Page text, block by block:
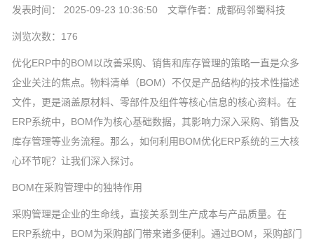
发表时间： 2025-09-23 10:36:50 文章作者：成都码邻蜀科技
浏览次数： 176
优化ERP中的BOM以改善采购、销售和库存管理的策略一直是众多
企业关注的焦点。物料清单（BOM）不仅是产品结构的技术性描述
文件，更是涵盖原材料、零部件及组件等核心信息的核心资料。在
ERP系统中，BOM作为核心基础数据，其影响力深入采购、销售及
库存管理等业务流程。那么，如何利用BOM优化ERP系统的三大核
心环节呢？让我们深入探讨。
BOM在采购管理中的独特作用
采购管理是企业的生命线，直接关系到生产成本与产品质量。在
ERP系统中，BOM为采购部门带来诸多便利。通过BOM，采购部门